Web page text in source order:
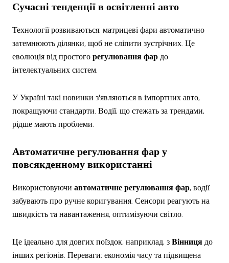
Сучасні тенденції в освітленні авто
Технології розвиваються: матрицеві фари автоматично
затемнюють ділянки, щоб не сліпити зустрічних. Це
еволюція від простого регулювання фар до
інтелектуальних систем.
У Україні такі новинки з'являються в імпортних авто,
покращуючи стандарти. Водії, що стежать за трендами,
рідше мають проблеми.
Автоматичне регулювання фар у
повсякденному використанні
Використовуючи автоматичне регулювання фар, водії
забувають про ручне коригування. Сенсори реагують на
швидкість та навантаження, оптимізуючи світло.
Це ідеально для довгих поїздок, наприклад, з Вінниця до
інших регіонів. Переваги: економія часу та підвищена